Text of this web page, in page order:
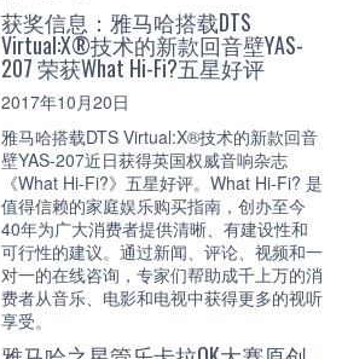
获奖信息：雅马哈搭载DTS
Virtual:X®技术的新款回音壁YAS-
207 荣获What Hi-Fi?五星好评
2017年10月20日
雅马哈搭载DTS Virtual:X®技术的新款回音
壁YAS-207近日获得英国权威音响杂志
《What Hi-Fi?》五星好评。What Hi-Fi? 是
值得信赖的家庭娱乐购买指南，创办至今
40年为广大消费者提供清晰、有建设性和
可行性的建议。通过新闻、评论、视频和一
对一的在线咨询，专家们帮助成千上万的消
费者从音乐、电影和电视中获得更多的视听
享受。